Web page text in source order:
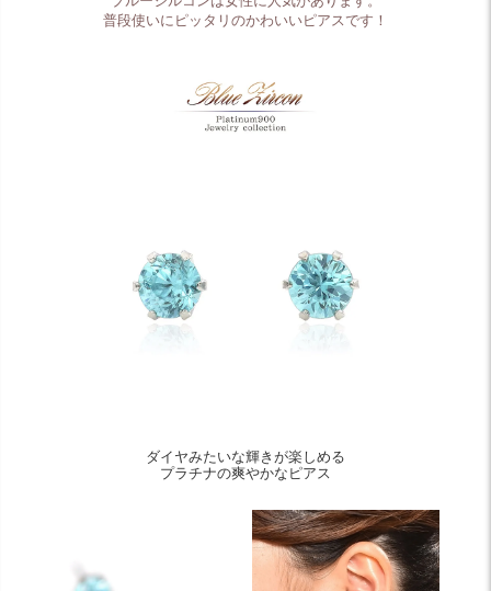
普段使いにピッタリのかわいいピアスです！
ダイヤみたいな輝きが楽しめる
プラチナの爽やかなピアス